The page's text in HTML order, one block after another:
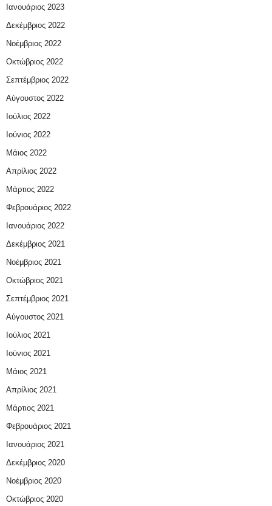
Ιανουάριος 2023
Δεκέμβριος 2022
Νοέμβριος 2022
Οκτώβριος 2022
Σεπτέμβριος 2022
Αύγουστος 2022
Ιούλιος 2022
Ιούνιος 2022
Μάιος 2022
Απρίλιος 2022
Μάρτιος 2022
Φεβρουάριος 2022
Ιανουάριος 2022
Δεκέμβριος 2021
Νοέμβριος 2021
Οκτώβριος 2021
Σεπτέμβριος 2021
Αύγουστος 2021
Ιούλιος 2021
Ιούνιος 2021
Μάιος 2021
Απρίλιος 2021
Μάρτιος 2021
Φεβρουάριος 2021
Ιανουάριος 2021
Δεκέμβριος 2020
Νοέμβριος 2020
Οκτώβριος 2020